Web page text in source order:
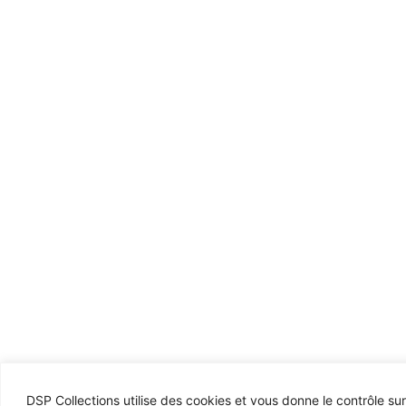
DSP Collections utilise des cookies et vous donne le contrôle